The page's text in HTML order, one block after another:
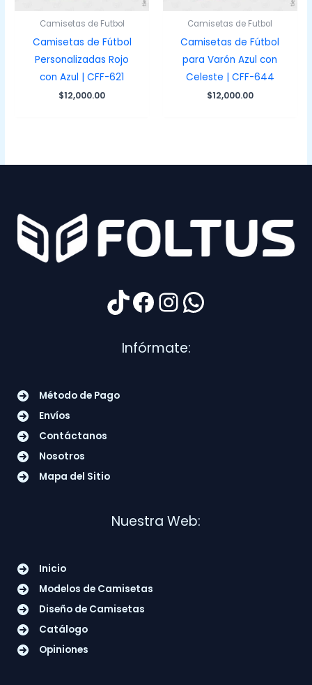
Camisetas de Futbol
Camisetas de Fútbol
Personalizadas Rojo
con Azul | CFF-621
$12,000.00
Camisetas de Futbol
Camisetas de Fútbol
para Varón Azul con
Celeste | CFF-644
$12,000.00
TikTok
Facebook
Instagram
WhatsApp
Infórmate:
Método de Pago
Envíos
Contáctanos
Nosotros
Mapa del Sitio
Nuestra Web:
Inicio
Modelos de Camisetas
Diseño de Camisetas
Catálogo
Opiniones